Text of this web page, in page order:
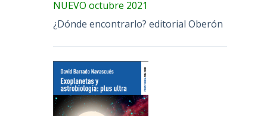
NUEVO octubre 2021
¿Dónde encontrarlo? editorial Oberón